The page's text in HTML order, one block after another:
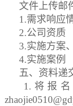
文件上传邮
1.需求响应
2.公司资
3.实施方案
4.实施案例
五、 资料递
1.将报名